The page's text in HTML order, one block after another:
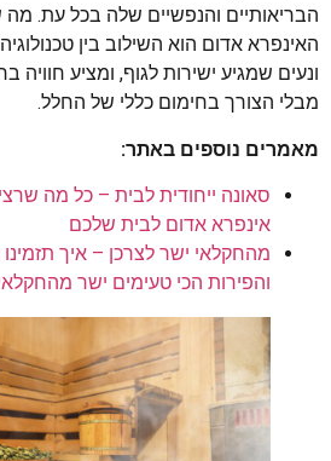
הבריאותיים והנפשיים שלה בכל עת.
האינפרא אדום הוא השילוב בין
ונעים שמגיע ישירות לגוף, ומציע חוויה
מבלי הצורך בחימום כללי של החלל.
מאמרים נוספים באתר:
סאונה ייחודית לבית – כל מה
אינפרא אדום לבית שלכם
מהחקלאי ישר לצרכן – איך
והפירות הכי טעימים ישר